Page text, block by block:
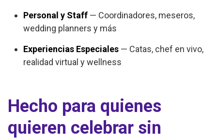
Personal y Staff — Coordinadores, meseros,
wedding planners y más
Experiencias Especiales — Catas, chef en vivo,
realidad virtual y wellness
Hecho para quienes
quieren celebrar sin